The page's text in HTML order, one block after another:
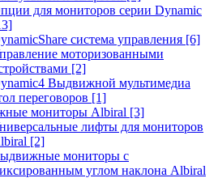
для мониторов серии Dynamic
система управления [6]
моторизованными
[2]
Выдвижной мультимедиа
переговоров [1]
мониторы Albiral [3]
лифты для мониторов
[2]
мониторы с
углом наклона Albiral